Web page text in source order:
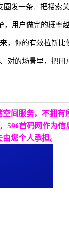
发一条，把搜索
用户做完的概率越
，你的有效拉新比
对的场景里，把
间服务，不拥
596首码网作为
您个人承担。